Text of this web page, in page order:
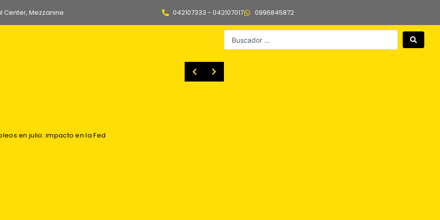
Center, Mezzanine. 042107333 - 042107017 0996845872
de droga en la Alborada
Search